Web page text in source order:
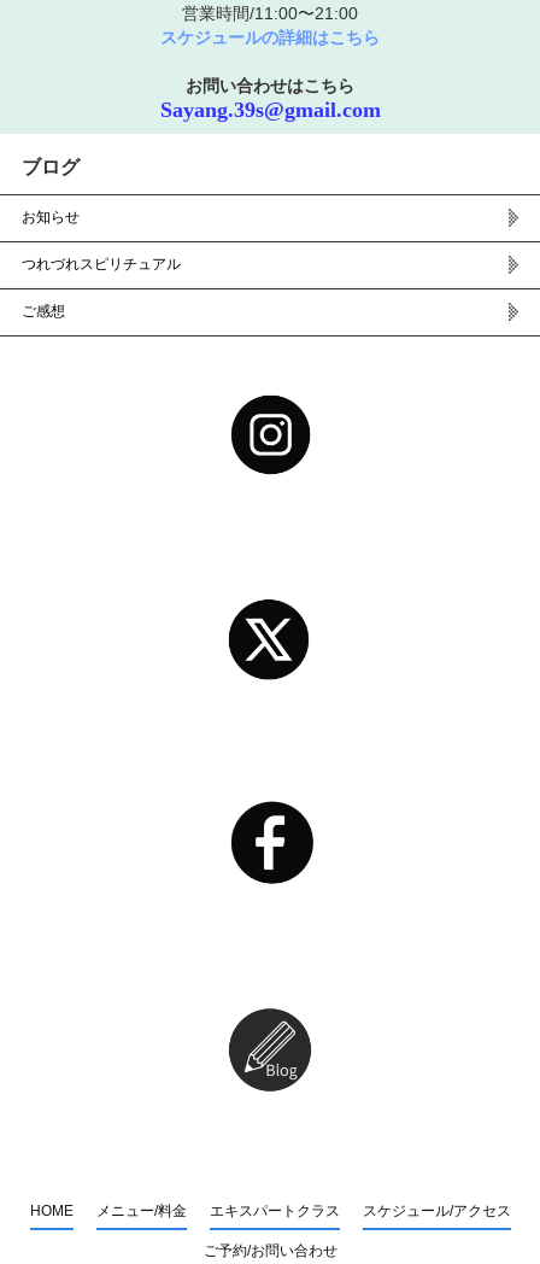
営業時間/11:00〜21:00
スケジュールの詳細はこちら
お問い合わせはこちら
Sayang.39s@gmail.com
ブログ
お知らせ
つれづれスピリチュアル
ご感想
HOME メニュー/料金 エキスパートクラス スケジュール/アクセス
ご予約/お問い合わせ